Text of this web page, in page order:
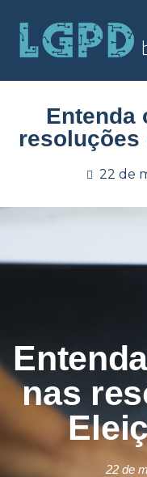
Entenda
resoluções
22 de
nas
22 de